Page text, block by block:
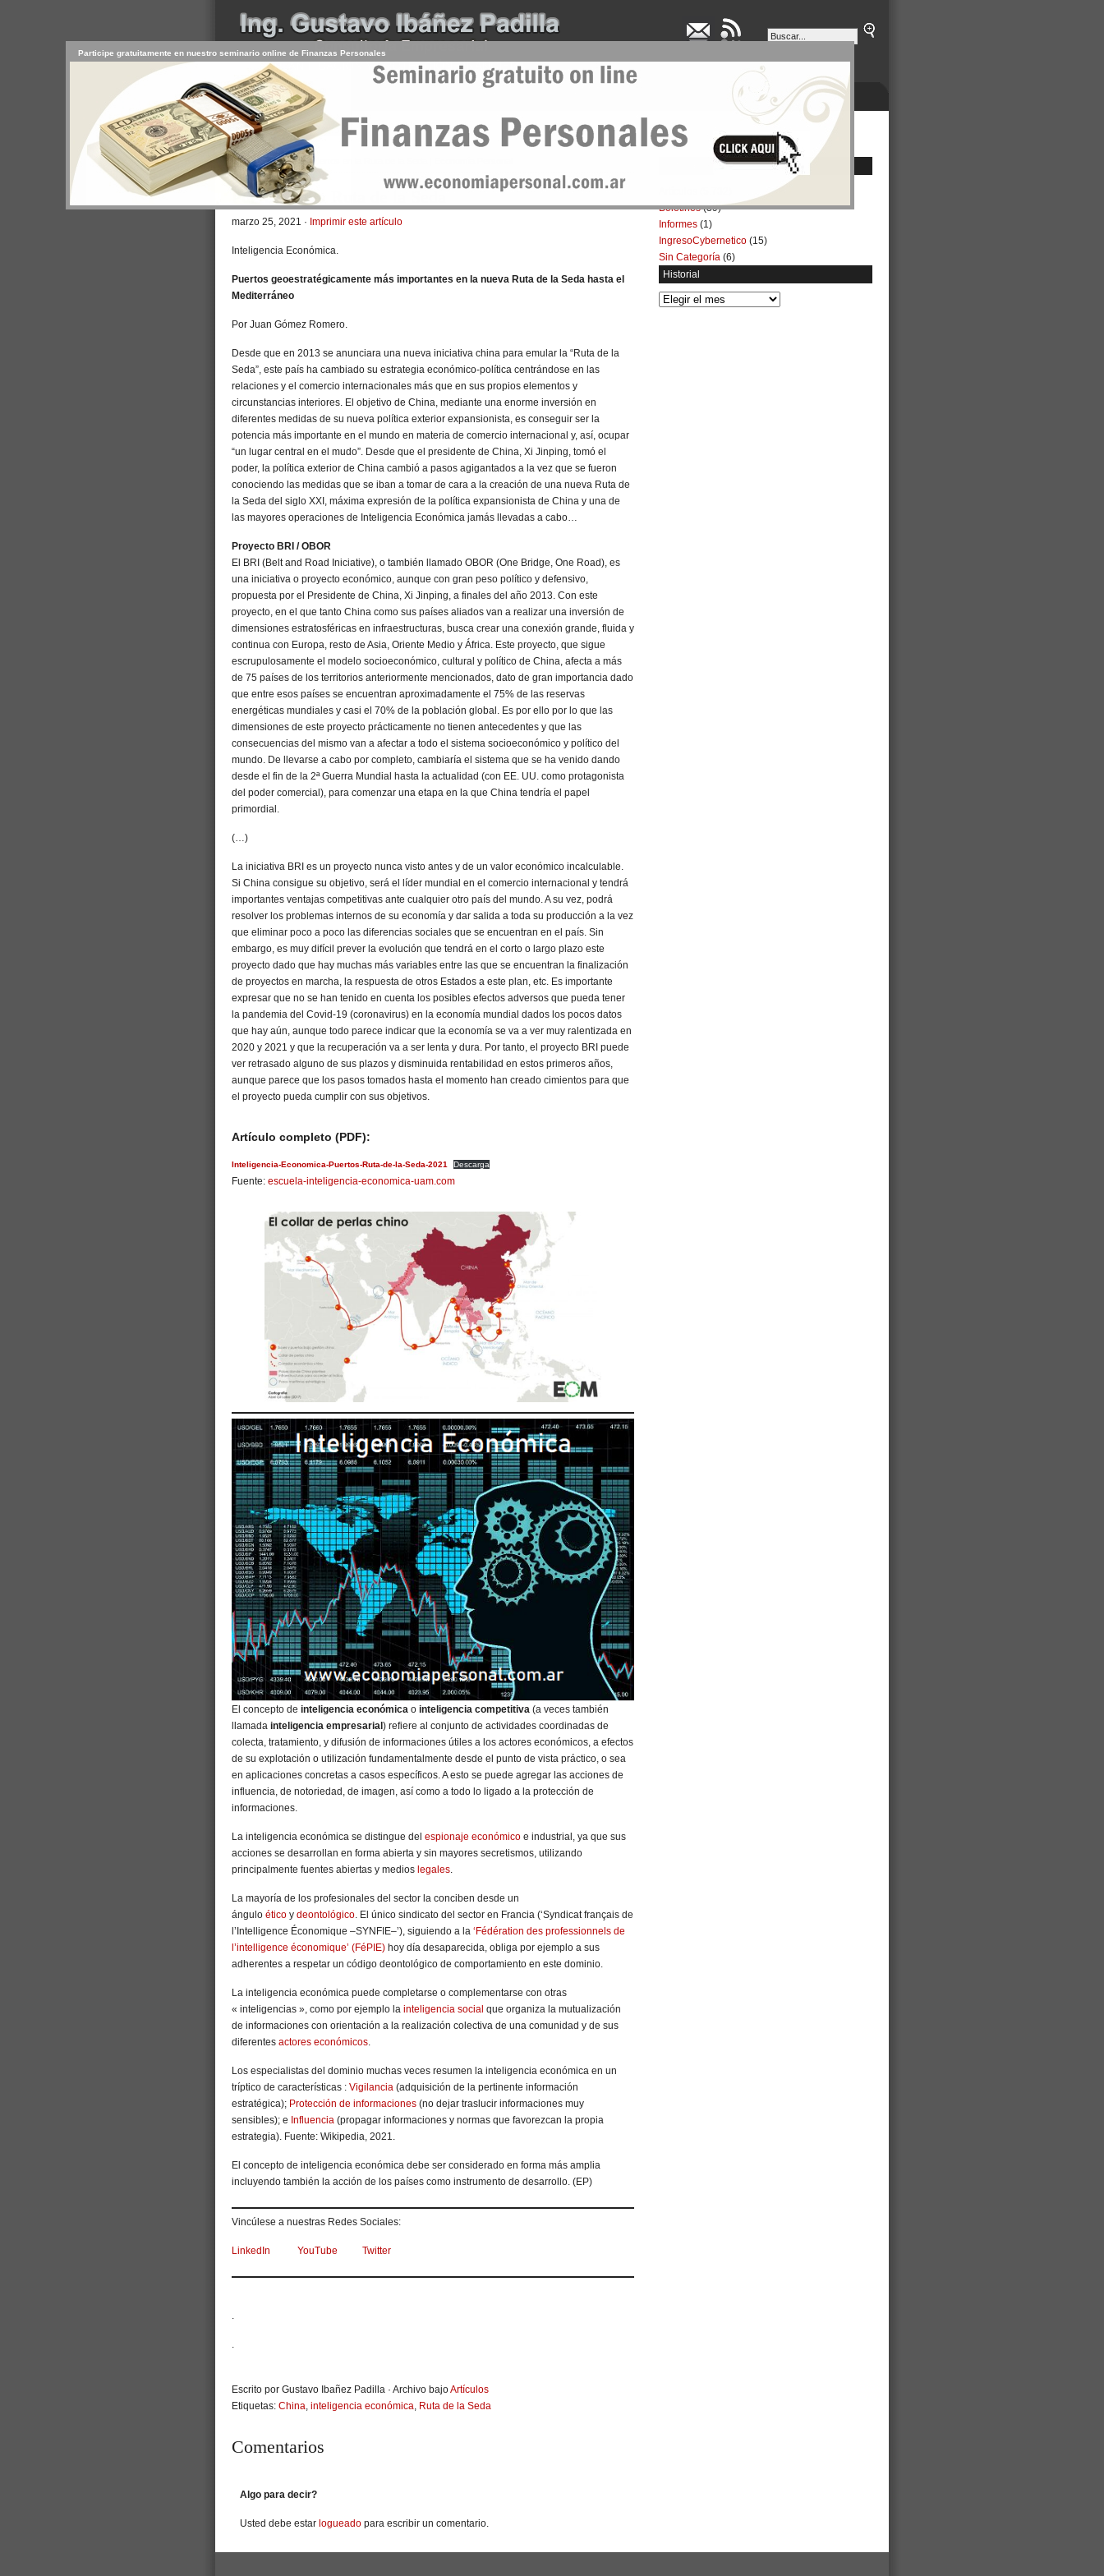
INICIO SERVICIOS BOLETINES NEGOCIOS
CONTACTO USUARIO
>Inicio/Artículos / Puertos en la Ruta de la Seda | Economía Personal
Puertos en la Ruta de la Seda
marzo 25, 2021 · Imprimir este artículo
Inteligencia Económica.
Puertos geoestratégicamente más importantes en la nueva Ruta de la Seda hasta el
Mediterráneo
Por Juan Gómez Romero.
Desde que en 2013 se anunciara una nueva iniciativa china para emular la “Ruta de la
Seda”, este país ha cambiado su estrategia económico-política centrándose en las
relaciones y el comercio internacionales más que en sus propios elementos y
circunstancias interiores. El objetivo de China, mediante una enorme inversión en
diferentes medidas de su nueva política exterior expansionista, es conseguir ser la
potencia más importante en el mundo en materia de comercio internacional y, así, ocupar
“un lugar central en el mudo”. Desde que el presidente de China, Xi Jinping, tomó el
poder, la política exterior de China cambió a pasos agigantados a la vez que se fueron
conociendo las medidas que se iban a tomar de cara a la creación de una nueva Ruta de
la Seda del siglo XXI, máxima expresión de la política expansionista de China y una de
las mayores operaciones de Inteligencia Económica jamás llevadas a cabo…
Proyecto BRI / OBOR
El BRI (Belt and Road Iniciative), o también llamado OBOR (One Bridge, One Road), es
una iniciativa o proyecto económico, aunque con gran peso político y defensivo,
propuesta por el Presidente de China, Xi Jinping, a finales del año 2013. Con este
proyecto, en el que tanto China como sus países aliados van a realizar una inversión de
dimensiones estratosféricas en infraestructuras, busca crear una conexión grande, fluida y
continua con Europa, resto de Asia, Oriente Medio y África. Este proyecto, que sigue
escrupulosamente el modelo socioeconómico, cultural y político de China, afecta a más
de 75 países de los territorios anteriormente mencionados, dato de gran importancia dado
que entre esos países se encuentran aproximadamente el 75% de las reservas
energéticas mundiales y casi el 70% de la población global. Es por ello por lo que las
dimensiones de este proyecto prácticamente no tienen antecedentes y que las
consecuencias del mismo van a afectar a todo el sistema socioeconómico y político del
mundo. De llevarse a cabo por completo, cambiaría el sistema que se ha venido dando
desde el fin de la 2ª Guerra Mundial hasta la actualidad (con EE. UU. como protagonista
del poder comercial), para comenzar una etapa en la que China tendría el papel
primordial.
(…)
La iniciativa BRI es un proyecto nunca visto antes y de un valor económico incalculable.
Si China consigue su objetivo, será el líder mundial en el comercio internacional y tendrá
importantes ventajas competitivas ante cualquier otro país del mundo. A su vez, podrá
resolver los problemas internos de su economía y dar salida a toda su producción a la vez
que eliminar poco a poco las diferencias sociales que se encuentran en el país. Sin
embargo, es muy difícil prever la evolución que tendrá en el corto o largo plazo este
proyecto dado que hay muchas más variables entre las que se encuentran la finalización
de proyectos en marcha, la respuesta de otros Estados a este plan, etc. Es importante
expresar que no se han tenido en cuenta los posibles efectos adversos que pueda tener
la pandemia del Covid-19 (coronavirus) en la economía mundial dados los pocos datos
que hay aún, aunque todo parece indicar que la economía se va a ver muy ralentizada en
2020 y 2021 y que la recuperación va a ser lenta y dura. Por tanto, el proyecto BRI puede
ver retrasado alguno de sus plazos y disminuida rentabilidad en estos primeros años,
aunque parece que los pasos tomados hasta el momento han creado cimientos para que
el proyecto pueda cumplir con sus objetivos.
Artículo completo (PDF):
Inteligencia-Economica-Puertos-Ruta-de-la-Seda-2021 Descarga
Fuente: escuela-inteligencia-economica-uam.com
El concepto de inteligencia económica o inteligencia competitiva (a veces también
llamada inteligencia empresarial ) refiere al conjunto de actividades coordinadas de
colecta, tratamiento, y difusión de informaciones útiles a los actores económicos, a efectos
de su explotación o utilización fundamentalmente desde el punto de vista práctico, o sea
en aplicaciones concretas a casos específicos. A esto se puede agregar las acciones de
influencia, de notoriedad, de imagen, así como a todo lo ligado a la protección de
informaciones.​
La inteligencia económica se distingue del espionaje económico e industrial, ya que sus
acciones se desarrollan en forma abierta y sin mayores secretismos, utilizando
principalmente fuentes abiertas y medios legales.
La mayoría de los profesionales del sector la conciben desde un
ángulo ético y deontológico. El único sindicato del sector en Francia (‘Syndicat français de
l’Intelligence Économique –SYNFIE–’),​ siguiendo a la ‘Fédération des professionnels de
l’intelligence économique’ (FéPIE) hoy día desaparecida,​ obliga por ejemplo a sus
adherentes a respetar un código deontológico de comportamiento en este dominio.​
La inteligencia económica puede completarse o complementarse con otras
« inteligencias », como por ejemplo la inteligencia social que organiza la mutualización
de informaciones con orientación a la realización colectiva de una comunidad y de sus
diferentes actores económicos.
Los especialistas del dominio muchas veces resumen la inteligencia económica en un
tríptico de características : Vigilancia (adquisición de la pertinente información
estratégica); Protección de informaciones (no dejar traslucir informaciones muy
sensibles); e Influencia (propagar informaciones y normas que favorezcan la propia
estrategia). Fuente: Wikipedia, 2021.
El concepto de inteligencia económica debe ser considerado en forma más amplia
incluyendo también la acción de los países como instrumento de desarrollo. (EP)
Vincúlese a nuestras Redes Sociales:
LinkedIn YouTube Twitter
Participe gratuitamente en nuestro seminario online de Finanzas Personales
.
.
Escrito por Gustavo Ibañez Padilla · Archivo bajoArtículos
Etiquetas: China, inteligencia económica, Ruta de la Seda
Comentarios
Algo para decir?
Usted debe estar logueado para escribir un comentario.
Boletines(39)
Informes (1)
IngresoCybernetico (15)
Sin Categoría (6)
Historial
Historial